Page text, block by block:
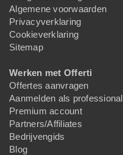
Algemene voorwaarden
Privacyverklaring
Cookieverklaring
Sitemap
Werken met Offerti
Offertes aanvragen
Aanmelden als professional
Premium account
Partners/Affiliates
Bedrijvengids
Blog